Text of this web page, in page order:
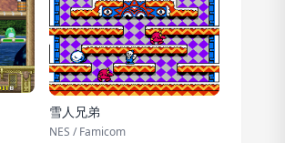
雪人兄弟
NES / Famicom